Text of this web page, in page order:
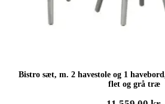
Bistro sæt, m. 2 havestole og 1
flet og grå træ